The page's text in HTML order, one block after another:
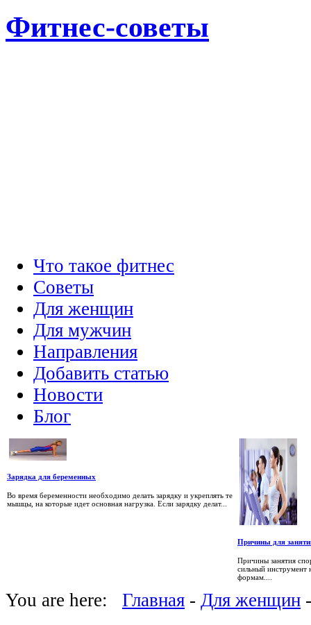
Фитнес-советы
Что такое фитнес
Советы
Для женщин
Для мужчин
Направления
Добавить статью
Новости
Блог
Зарядка для беременных
Во время беременности необходимо делать зарядку и укреплять те
мышцы, на которые идет основная нагрузка. Если зарядку делат...
Причины для
Причины занятия
сильный инструмент
формам....
You are here: Главная - Для женщин